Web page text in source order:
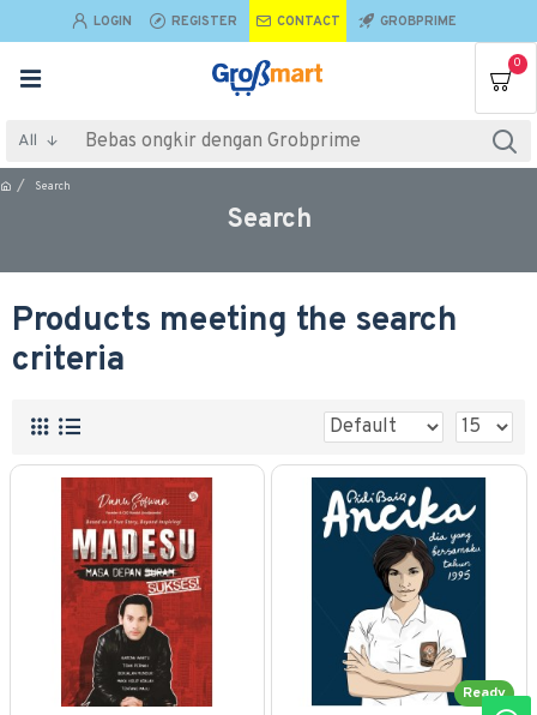
LOGIN REGISTER CONTACT GROBPRIME
0
All
Search
Search
Products meeting the search
criteria
Ready